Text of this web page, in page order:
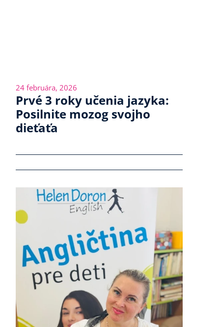
24 februára, 2026
Prvé 3 roky učenia jazyka:
Posilnite mozog svojho
dieťaťa